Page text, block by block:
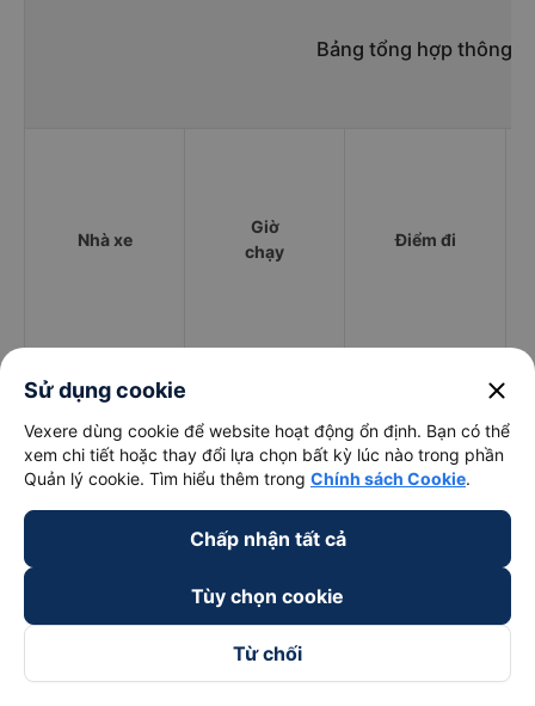
Bảng tổng hợp thông
Nhà xe
Giờ
chạy
Điểm đi
Hải Hùng (Hải
Phòng)
Hoàng Long (Đỏ) 06:30 - 06:30 52 Đường Hà Nội
Thành Nhân -
Số 52 Đường Hà
Sử dụng cookie close
Vexere dùng cookie để website hoạt động ổn định. Bạn có thể
xem chi tiết hoặc thay đổi lựa chọn bất kỳ lúc nào trong phần
Quản lý cookie. Tìm hiểu thêm trong Chính sách Cookie.
Chấp nhận tất cả
Tùy chọn cookie
Từ chối